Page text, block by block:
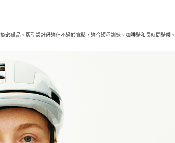
必備品。版型設計舒適但不過於寬鬆，適合短程訓練、咖啡騎和長時間騎乘。